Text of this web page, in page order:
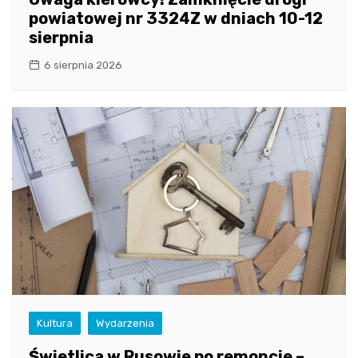
powiatowej nr 3324Z w dniach 10-12
sierpnia
6 sierpnia 2026
Kultura Wydarzenia